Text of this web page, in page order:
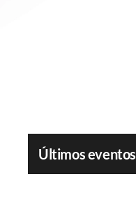
Últimos eventos